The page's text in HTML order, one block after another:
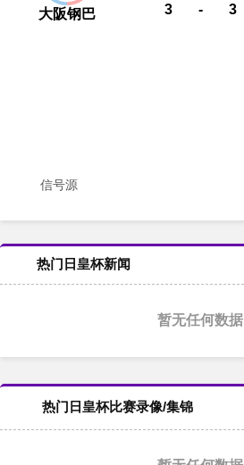
大阪钢巴 3 - 3
信号源
热门日皇杯新闻
暂无任何数据
热门日皇杯比赛录像/集锦